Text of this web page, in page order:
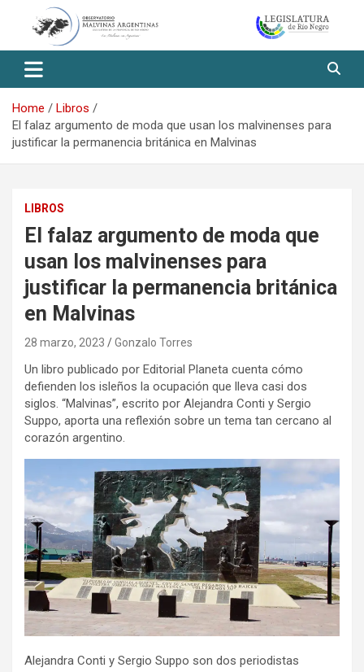
Observatorio Malvinas – Río
Negro
Home
Libros
El falaz argumento de moda que usan los malvinenses para
justificar la permanencia británica en Malvinas
LIBROS
El falaz argumento de moda que
usan los malvinenses para
justificar la permanencia británica
en Malvinas
28 marzo, 2023 Gonzalo Torres
Un libro publicado por Editorial Planeta cuenta cómo
defienden los isleños la ocupación que lleva casi dos
siglos. “Malvinas”, escrito por Alejandra Conti y Sergio
Suppo, aporta una reflexión sobre un tema tan cercano al
corazón argentino.
Alejandra Conti y Sergio Suppo son dos periodistas